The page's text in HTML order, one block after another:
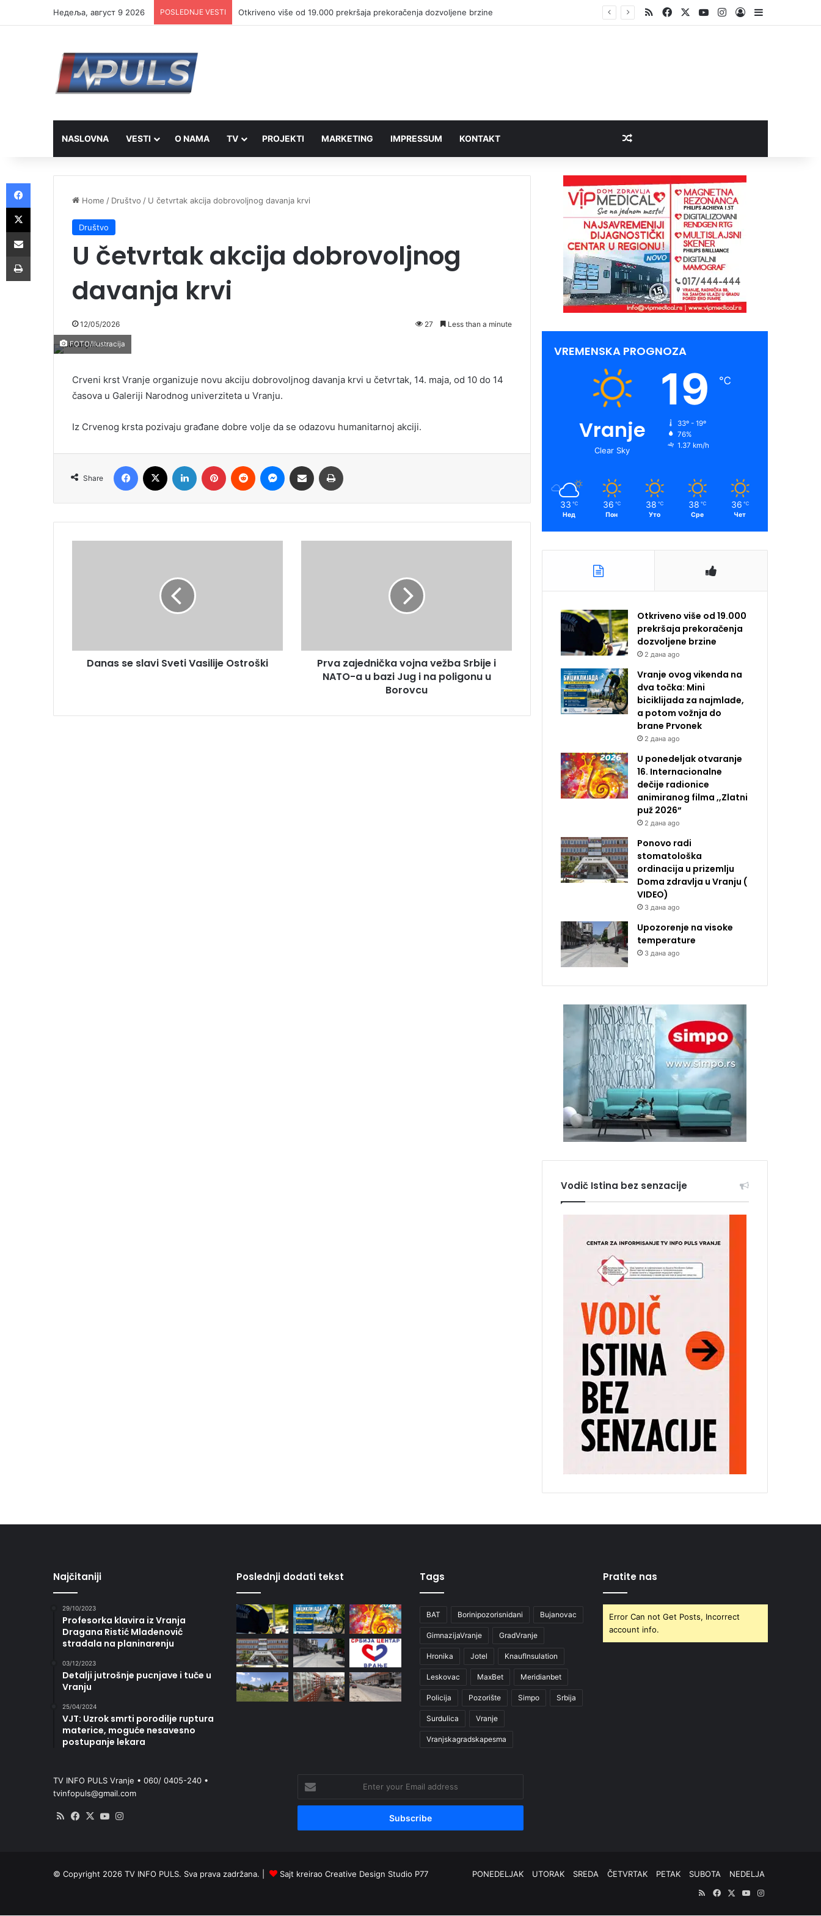
Недеља, август 9 2026 POSLEDNJE VESTI Otkriveno više od 19.000 prekršaja prekoračenja dozvoljene brzine RSSFacebookYouTubeInstagram
Log InSidebar
NASLOVNA VESTI O NAMA TV PROJEKTI MARKETING IMPRESSUM KONTAKT Random Article
Home / Društvo / U četvrtak akcija dobrovoljnog davanja krvi
Društvo
U četvrtak akcija dobrovoljnog
davanja krvi
12/05/2026 27 Less than a minute
FOTO/Ilustracija
Crveni krst Vranje organizuje novu akciju dobrovoljnog davanja krvi u četvrtak, 14. maja, od 10 do 14
časova u Galeriji Narodnog univerziteta u Vranju.
Iz Crvenog krsta pozivaju građane dobre volje da se odazovu humanitarnoj akciji.
Share
Facebook LinkedIn Pinterest Reddit Messenger
Share via Email
Danas se slavi Sveti Vasilije Ostroški
Prva zajednička vojna vežba Srbije i
NATO-a u bazi Jug i na poligonu u
Borovcu
VREMENSKA PROGNOZA
Vranje
Clear Sky
19 ℃
33º - 19º
76%
1.37 km/h
33 ℃
Нед
36 ℃
Пон
38 ℃
Уто
38 ℃
Сре
36 ℃
Чет
Otkriveno više od 19.000
prekršaja prekoračenja
dozvoljene brzine
2 дана ago
Vranje ovog vikenda na
dva točka: Mini
biciklijada za najmlađe,
a potom vožnja do
brane Prvonek
2 дана ago
U ponedeljak otvaranje
16. Internacionalne
dečije radionice
animiranog filma ,,Zlatni
puž 2026“
2 дана ago
Ponovo radi
stomatološka
ordinacija u prizemlju
Doma zdravlja u Vranju (
VIDEO)
3 дана ago
Upozorenje na visoke
temperature
3 дана ago
Vodič Istina bez senzacije
Najčitaniji
29/10/2023
Profesorka klavira iz Vranja
Dragana Ristić Mladenović
stradala na planinarenju
03/12/2023
Detalji jutrošnje pucnjave i tuče u
Vranju
25/04/2024
VJT: Uzrok smrti porodilje ruptura
materice, moguće nesavesno
postupanje lekara
Poslednji dodati tekst Tags
BAT Borinipozorisnidani Bujanovac
GimnazijaVranje GradVranje
Hronika Jotel KnaufInsulation
Leskovac MaxBet Meridianbet
Policija Pozorište Simpo Srbija
Surdulica Vranje
Vranjskagradskapesma
Pratite nas
Error Can not Get Posts, Incorrect
account info.
TV INFO PULS Vranje • 060/ 0405-240 •
tvinfopuls@gmail.com
RSS Facebook
X YouTube
your
Email
© Copyright 2026 TV INFO PULS. Sva prava zadržana. | Sajt kreirao Creative Design Studio P77 PONEDELJAK UTORAK SREDA ČETVRTAK PETAK SUBOTA
NEDELJA
RSSFacebook
X YouTubeInstagram
Facebook
X
Share via Email